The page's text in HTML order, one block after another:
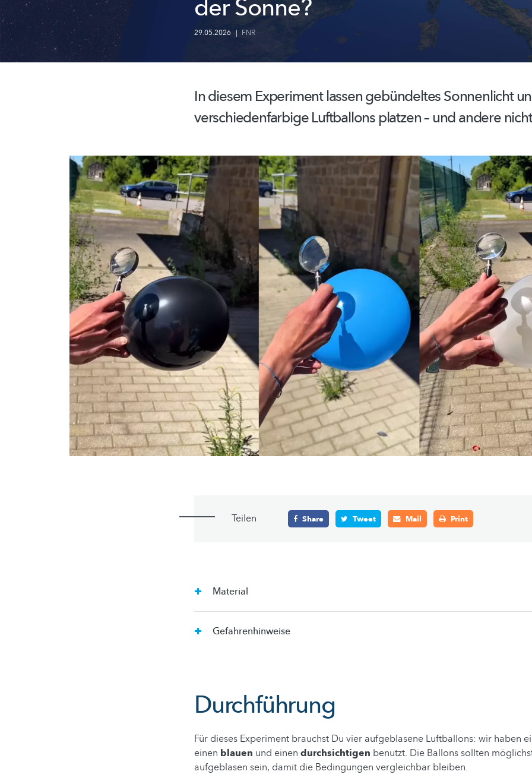
der Sonne?
29.05.2026 | FNR
In diesem Experiment lassen gebündeltes Sonnenlicht
verschiedenfarbigeLuftballons platzen – und andere
Teilen Share Tweet Mail Print
Material
Gefahrenhinweise
Durchführung
Für dieses Experiment brauchst Du vier aufgeblasene Luftballons: wir haben
einen blauen und einen durchsichtigen benutzt. Die Ballons sollten
aufgeblasen sein, damit die Bedingungen vergleichbar bleiben.